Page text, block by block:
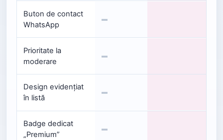
Buton de contact
WhatsApp
–
Prioritate la
moderare
–
Design evidențiat
în listă
–
Badge dedicat
„Premium”
–